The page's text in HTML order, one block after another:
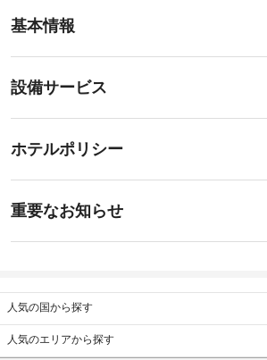
基本情報
メ
ィ
の
ン
ニ
ア
滞
中
設備サービス
設
ー
ら
の
距
離
ホテルポリシー
録
が
ま
ん
重要なお知らせ
に
あ
人気の国から探す
韓
人気のエリアから探す